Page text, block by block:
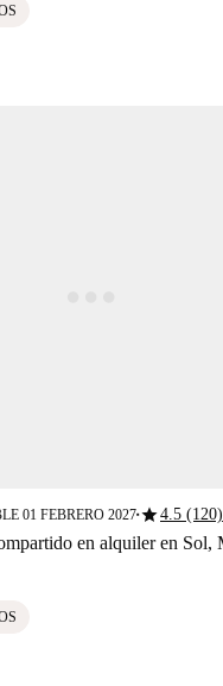
01 FEBRERO 2027■star4.5 (120)
en alquiler en Sol,